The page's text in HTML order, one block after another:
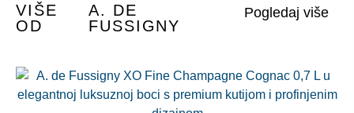
VIŠE
OD
A. DE
FUSSIGNY